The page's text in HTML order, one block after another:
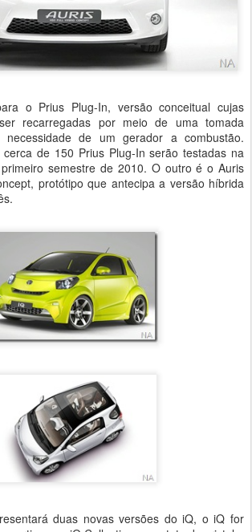
o Prius Plug-In, versão conceitual cujas
recarregadas por meio de uma tomada
necessidade de um gerador a combustão.
de 150 Prius Plug-In serão testadas na
semestre de 2010. O outro é o Auris
protótipo que antecipa a versão híbrida
duas novas versões do iQ, o iQ for